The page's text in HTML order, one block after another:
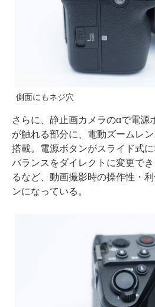
側面にもネジ穴
さらに、静止画カメラのαで電源
が触れる部分に、電動ズームレ
搭載。電源ボタンがスライド式
バランスをダイレクトに変更で
るなど、動画撮影時の操作性・
ンになっている。